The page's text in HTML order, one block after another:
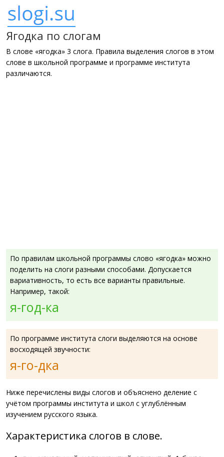
Ягодка по слогам
В слове «ягодка» 3 слога. Правила выделения слогов в этом
слове в школьной программе и программе института
различаются.
По правилам школьной программы слово «ягодка» можно
поделить на слоги разными способами. Допускается
вариативность, то есть все варианты правильные.
Например, такой:
я-год-ка
По программе института слоги выделяются на основе
восходящей звучности:
я-го-дка
Ниже перечислены виды слогов и объяснено деление с
учётом программы института и школ с углублённым
изучением русского языка.
Характеристика слогов в слове.